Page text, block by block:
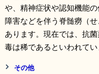
や、精神症状や認知機能
障害などを伴う脊髄癆（
あります。現在では、抗
毒は稀であるといわれてい
その他